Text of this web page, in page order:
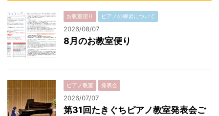
お教室便り ピアノの練習について
2026/08/07
8月のお教室便り
ピアノ教室 発表会
2026/07/07
第31回たきぐちピアノ教室発表会ご